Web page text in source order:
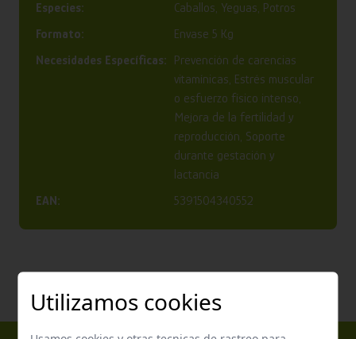
Especies:
Caballos, Yeguas, Potros
Formato:
Envase 5 Kg
Necesidades Específicas:
Prevención de carencias
vitamínicas, Estrés muscular
o esfuerzo físico intenso,
Mejora de la fertilidad y
reproducción, Soporte
durante gestación y
lactancia
EAN:
5391504340552
Utilizamos cookies